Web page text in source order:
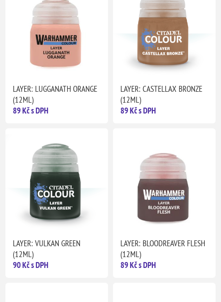
LAYER: LUGGANATH ORANGE
(12ML)
89 Kč s DPH
LAYER: CASTELLAX BRONZE
(12ML)
89 Kč s DPH
LAYER: VULKAN GREEN
(12ML)
90 Kč s DPH
LAYER: BLOODREAVER FLESH
(12ML)
89 Kč s DPH